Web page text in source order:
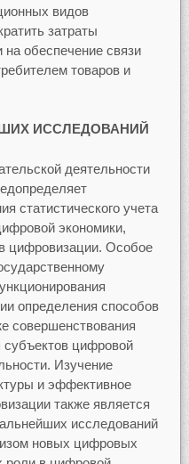
видов
затраты
обеспечение связи
товаров и
ИССЛЕДОВАНИЙ
деятельности
статистического учета
экономики,
цифровизации. Особое
определения способов
совершенствования
цифровой
Изучение
и эффективное
также является
исследований
новых цифровых